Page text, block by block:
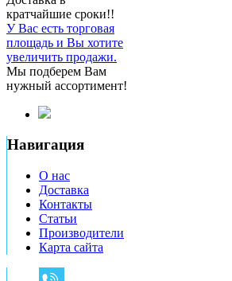
кратчайшие сроки!!
У Вас есть торговая
площадь и Вы хотите
увеличить продажи.
Мы подберем Вам
нужный ассортимент!
Навигация
О нас
Доставка
Контакты
Статьи
Производители
Карта сайта